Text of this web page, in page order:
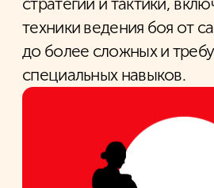
ПРОГРАММА
ЭнШинДо
развернутый курс программ и
в области японских боевых искусств,
включающий индивидуальные